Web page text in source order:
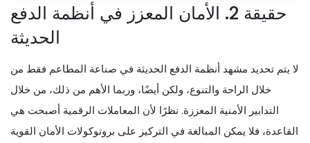
حقيقة 2. الأمان المعزز في أنظمة الدفع
الحديثة
لا يتم تحديد مشهد أنظمة الدفع الحديثة في صناعة المطاعم فقط من
خلال الراحة والتنوع، ولكن أيضًا، وربما الأهم من ذلك، من خلال
التدابير الأمنية المعززة. نظرًا لأن المعاملات الرقمية أصبحت هي
القاعدة، فلا يمكن المبالغة في التركيز على بروتوكولات الأمان القوية